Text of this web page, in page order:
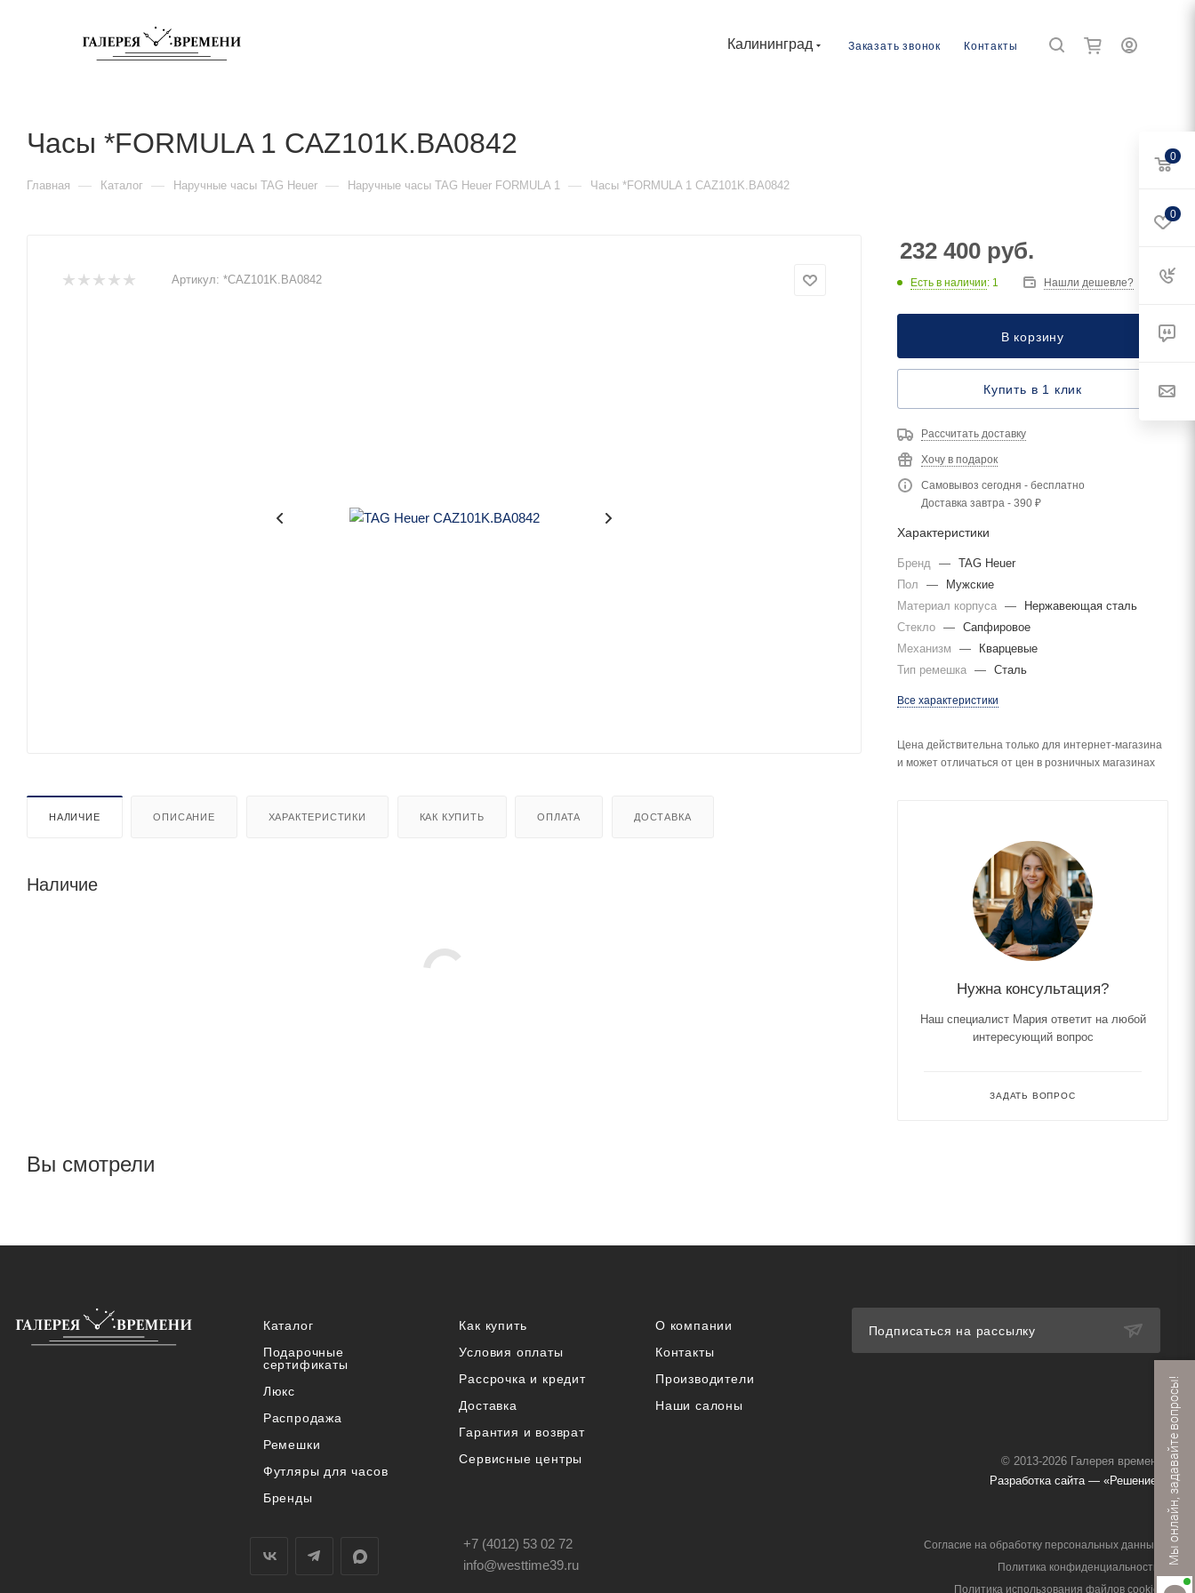
Калининград Заказать звонок Контакты
Часы *FORMULA 1 CAZ101K.BA0842
Главная — Каталог — Наручные часы TAG Heuer — Наручные часы TAG Heuer FORMULA 1 — Часы *FORMULA 1 CAZ101K.BA0842
Артикул: *CAZ101K.BA0842
НАЛИЧИЕ ОПИСАНИЕ ХАРАКТЕРИСТИКИ КАК КУПИТЬ ОПЛАТА ДОСТАВКА
Наличие
232 400 руб.
Есть в наличии: 1 Нашли дешевле?
В корзину
Купить в 1 клик
Рассчитать доставку
Хочу в подарок
Самовывоз сегодня - бесплатно
Доставка завтра - 390 ₽
Характеристики
Бренд — TAG Heuer
Пол
—
Мужские
Материал корпуса —
Нержавеющая сталь
Стекло — Сапфировое
Механизм
—
Кварцевые
Тип ремешка — Сталь
Все характеристики
Цена действительна только для интернет-магазина
и может отличаться от цен в розничных магазинах
Нужна консультация?
Наш специалист Мария ответит на любой
интересующий вопрос
ЗАДАТЬ ВОПРОС
Вы смотрели
Каталог
Подарочные
сертификаты
Люкс
Распродажа
Ремешки
Футляры для часов
Бренды
Как купить
Условия оплаты
Рассрочка и кредит
Доставка
Гарантия и возврат
Сервисные центры
О компании
Контакты
Производители
Наши салоны
Подписаться на рассылку
© 2013-2026 Галерея времени
Разработка сайта — «Решение»
+7 (4012) 53 02 72
info@westtime39.ru
Согласие на обработку персональных данных
Политика конфиденциальности
Политика использования файлов cookie
0
0
Мы онлайн, задавайте вопросы!